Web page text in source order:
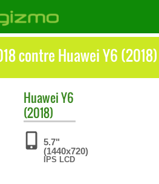
contre Huawei Y6 (2018)
HuaweiY6
(2018)
5.7"
(1440x720)
IPS LCD